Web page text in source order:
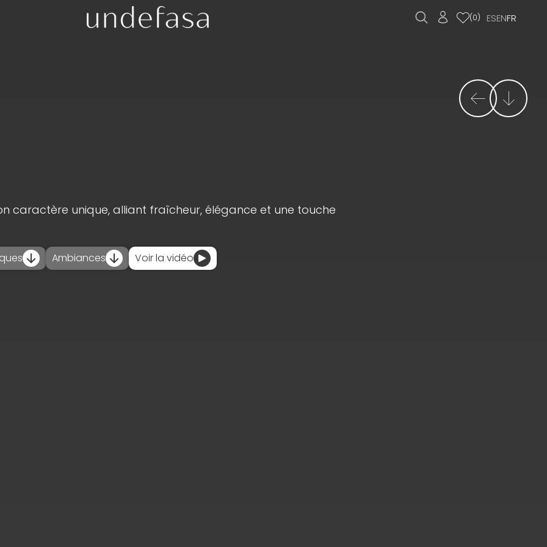
(0) ESENFR
caractère unique, alliant fraîcheur, élégance et une touche
Ambiances Voir la vidéo